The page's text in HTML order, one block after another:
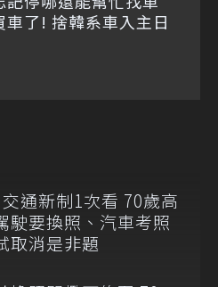
了! 捨韓系車入主日
通新制1次看 70歲高
駛要換照、汽車考照
取消是非題